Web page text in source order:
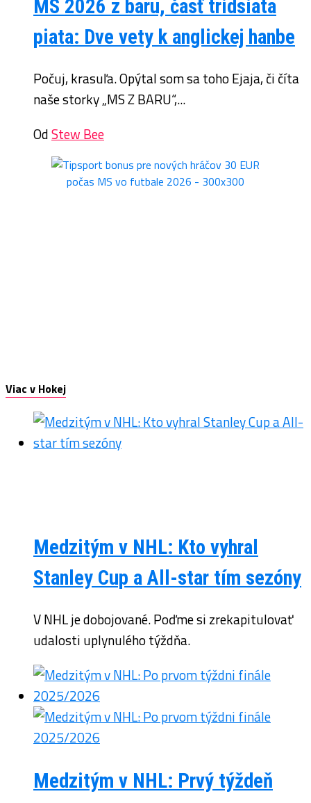
MS 2026 z baru, časť tridsiata
piata: Dve vety k anglickej hanbe
Počuj, krasuľa. Opýtal som sa toho Ejaja, či číta
naše storky „MS Z BARU“,...
OdStew Bee
Viac v Hokej
Medzitým v NHL: Kto vyhral
Stanley Cup a All-star tím sezóny
V NHL je dobojované. Poďme si zrekapitulovať
udalosti uplynulého týždňa.
Medzitým v NHL: Prvý týždeň